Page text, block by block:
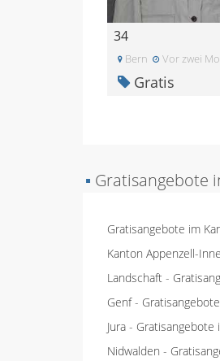
34
Bern Vor zwei
Gratis
▪ Gratisangebote
Gratisangebote im
Kanton Appenzell-
Landschaft -
Genf-
Jura - Gratisangebote
Nidwalden -